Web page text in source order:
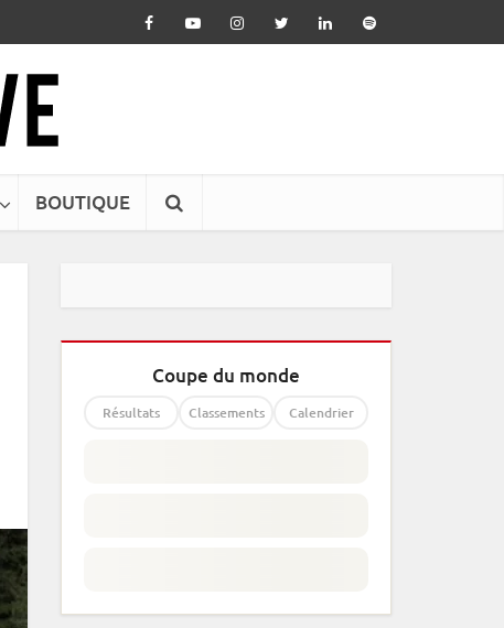
BOUTIQUE
Coupe du monde
Résultats Classements Calendrier